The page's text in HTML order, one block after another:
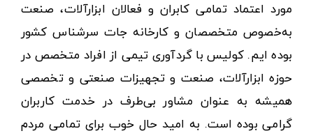
مورد اعتماد تمامی کابران و فعالان ابزارآلات، صنعت
به‌خصوص متخصصان و کارخانه جات سرشناس کشور
بوده ایم. کولیس با گردآوری تیمی از افراد متخصص در
حوزه ابزارآلات، صنعت و تجهیزات صنعتی و تخصصی
همیشه به عنوان مشاور بی‌طرف در خدمت کاربران
گرامی بوده است. به امید حال خوب برای تمامی مردم